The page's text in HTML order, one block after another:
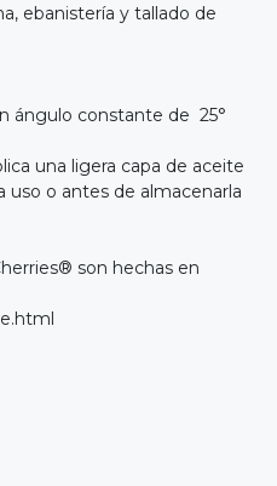
ebanistería y tallado de
ángulo constante de 25°
una ligera capa de aceite
uso o antes de almacenarla
son hechas en